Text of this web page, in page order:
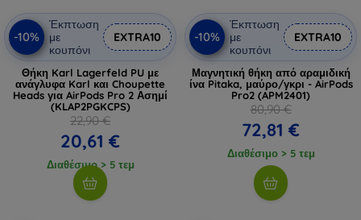
-10%
Έκπτωση
με
κουπόνι
EXTRA10
Θήκη Karl Lagerfeld PU με
ανάγλυφα Karl και Choupette
Heads για AirPods Pro 2 Ασημί
(KLAP2PGKCPS)
22,90 €
20,61 €
Διαθέσιμο > 5 τεμ
-10%
Έκπτωση
με
κουπόνι
EXTRA10
Μαγνητική θήκη από αραμιδική
ίνα Pitaka, μαύρο/γκρι - AirPods
Pro2 (APM2401)
80,90 €
72,81 €
Διαθέσιμο > 5 τεμ